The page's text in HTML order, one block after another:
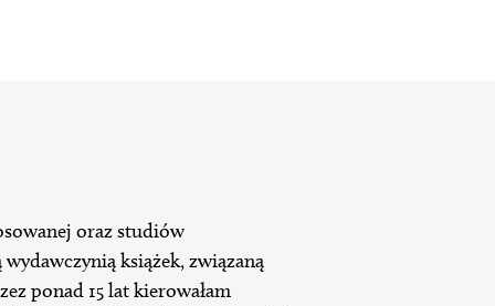
oraz studiów
książek, związaną
ponad 15 lat kierowałam